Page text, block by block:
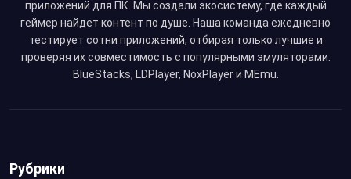
приложений для ПК. Мы создали экосистему, где каждый
геймер найдет контент по душе. Наша команда ежедневно
тестирует сотни приложений, отбирая только лучшие и
проверяя их совместимость с популярными эмуляторами:
BlueStacks, LDPlayer, NoxPlayer и MEmu.
Рубрики